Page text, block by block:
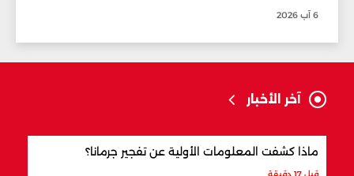
6 آب 2026
آخر الأخبار
ماذا كشفت المعلومات الأولية عن تفجير جرمانا؟